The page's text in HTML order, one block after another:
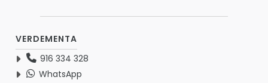
VERDEMENTA
916 334 328
WhatsApp